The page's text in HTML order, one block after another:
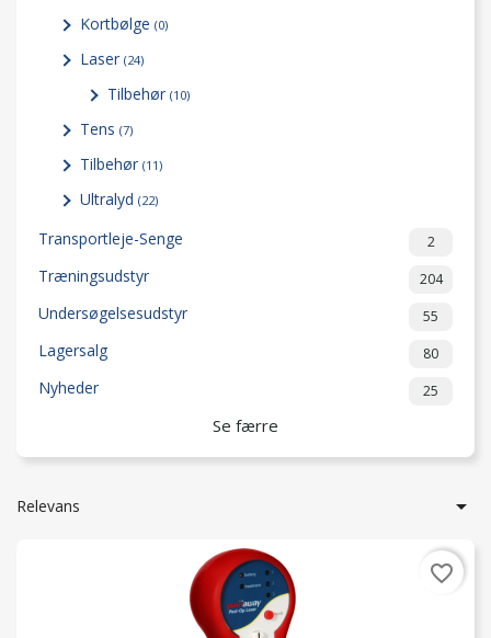
Kortbølge (0)
Laser (24)
Tilbehør (10)
Tens (7)
Tilbehør (11)
Ultralyd (22)
Transportleje-Senge 2
Træningsudstyr 204
Undersøgelsesudstyr 55
Lagersalg 80
Nyheder 25
Se færre
Relevans 
favorite_border